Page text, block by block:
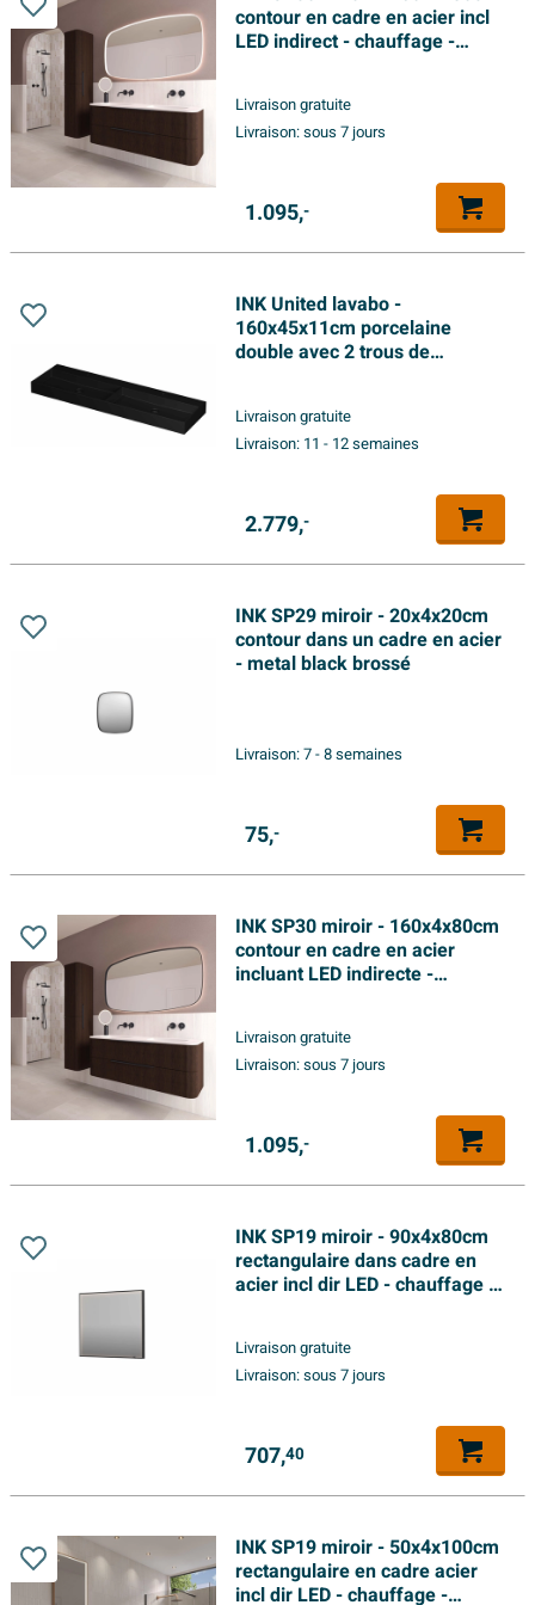
contour en cadre en acier incl
LED indirect - chauffage -
blanc mat
Livraison gratuite
Livraison:sous 7 jours
1.095,-
INK United lavabo -
160x45x11cm porcelaine
double avec 2 trous de
trop-plein caché - noir mat
Livraison gratuite
Livraison: 11 - 12 semaines
2.779,-
INK SP29 miroir - 20x4x20cm
contour dans un cadre en acier
- metal black brossé
Livraison:7 - 8 semaines
75,-
INK SP30 miroir - 160x4x80cm
contour en cadre en acier
incluant LED indirecte -
interrupteur - noir mat
Livraison gratuite
Livraison:sous 7 jours
1.095,-
INK SP19 miroir - 90x4x80cm
rectangulaire dans cadre en
acier incl dir LED - chauffage -
métal noir brossé
Livraison gratuite
Livraison:sous 7 jours
707,40
INK SP19 miroir - 50x4x100cm
rectangulaire en cadre acier
incl dir LED - chauffage -